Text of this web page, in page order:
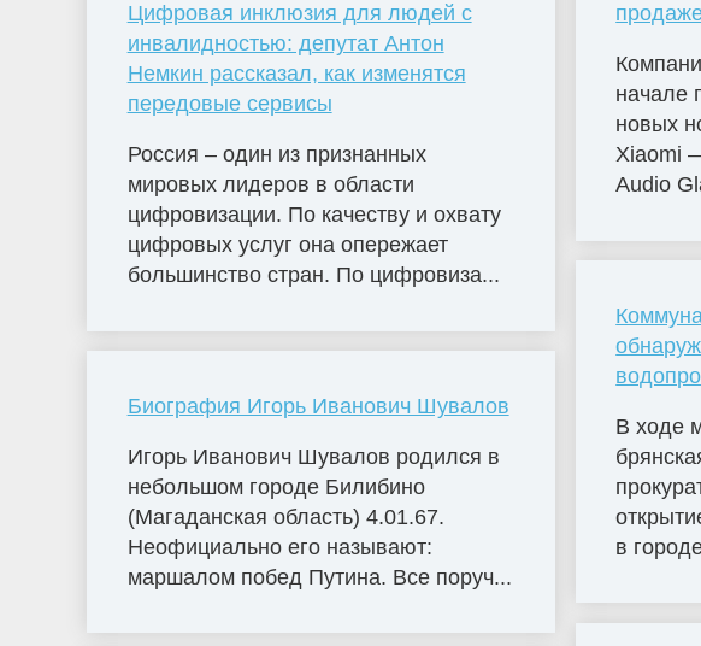
Цифровая инклюзия для людей с
инвалидностью: депутат Антон
Немкин рассказал, как изменятся
передовые сервисы
Россия – один из признанных
мировых лидеров в области
цифровизации. По качеству и охвату
цифровых услуг она опережает
большинство стран. По цифровиза...
Биография Игорь Иванович Шувалов
Игорь Иванович Шувалов родился в
небольшом городе Билибино
(Магаданская область) 4.01.67.
Неофициально его называют:
маршалом побед Путина. Все поруч...
начале
новых
Xiaomi
Audio
В ходе
в